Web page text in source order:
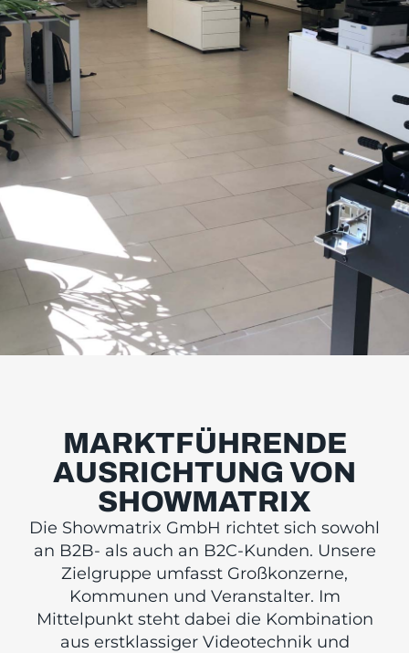
QUALIFIZIERTES
PERSONAL
MARKTFÜHRENDE
AUSRICHTUNG VON
SHOWMATRIX
Die Showmatrix GmbH richtet sich sowohl
an B2B- als auch an B2C-Kunden. Unsere
Zielgruppe umfasst Großkonzerne,
Kommunen und Veranstalter. Im
Mittelpunkt steht dabei die Kombination
aus erstklassiger Videotechnik und